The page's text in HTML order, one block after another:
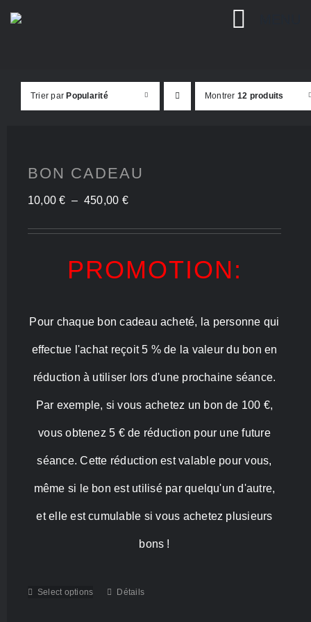
Passer
Trier par Popularité Montrer 12 produits
BON CADEAU
10,00€ – 450,00 €Plage
de
PROMOTION:
Pour chaque bon cadeau acheté, la personne qui
effectue l'achat reçoit 5 % de la valeur du bon en
réduction à utiliser lors d'une prochaine séance.
Par exemple, si vous achetez un bon de 100 €,
vous obtenez 5 € de réduction pour une future
séance. Cette réduction est valable pour vous,
même si le bon est utilisé par quelqu'un d'autre,
et elle est cumulable si vous achetez plusieurs
bons !
Select options
Ce
Détails